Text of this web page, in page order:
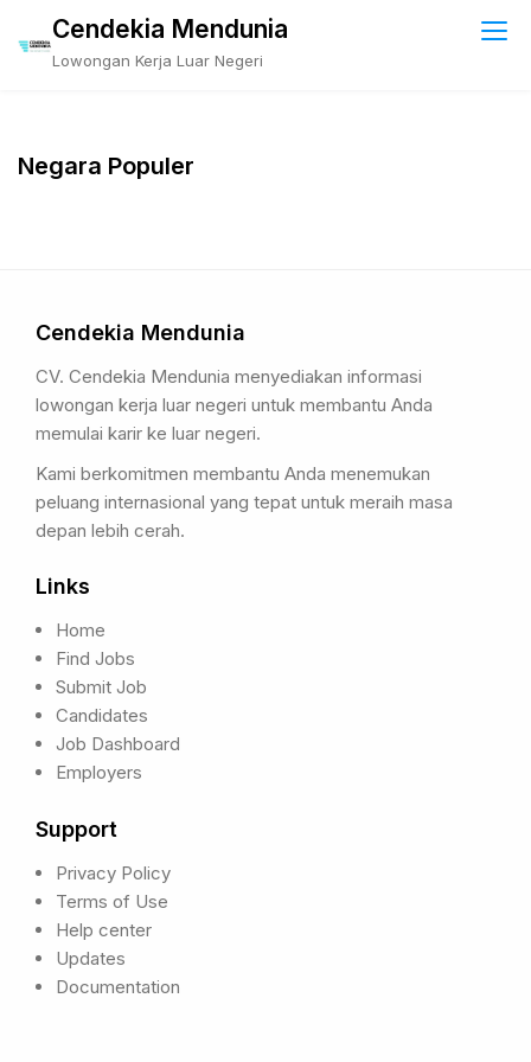
content
Cendekia Mendunia
Lowongan Kerja Luar Negeri
Negara Populer
Cendekia Mendunia
CV. Cendekia Mendunia menyediakan informasi
lowongan kerja luar negeri untuk membantu Anda
memulai karir ke luar negeri.
Kami berkomitmen membantu Anda menemukan
peluang internasional yang tepat untuk meraih masa
depan lebih cerah.
Links
Home
Find Jobs
Submit Job
Candidates
Job Dashboard
Employers
Support
Privacy Policy
Terms of Use
Help center
Updates
Documentation